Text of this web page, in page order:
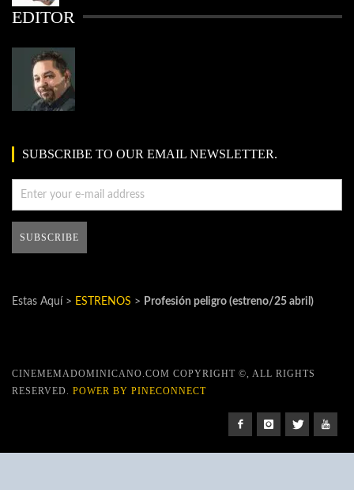
EDITOR
SUBSCRIBE TO OUR EMAIL NEWSLETTER.
Estas Aquí > ESTRENOS > Profesión peligro (estreno/25 abril)
CINEMEMADOMINICANO.COM COPYRIGHT ©, ALL RIGHTS
RESERVED. POWER BY PINECONNECT